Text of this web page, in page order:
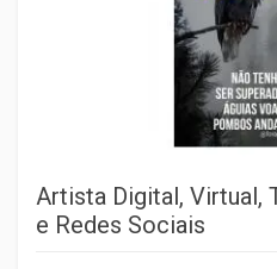
Artista Digital, Virtual,
e Redes Sociais